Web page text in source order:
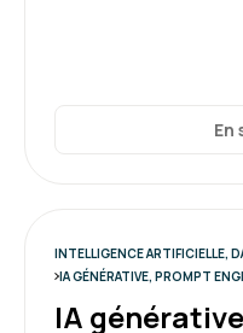
En
INTELLIGENCE ARTIFICIELLE,
IA GÉNÉRATIVE, PROMPT
IA